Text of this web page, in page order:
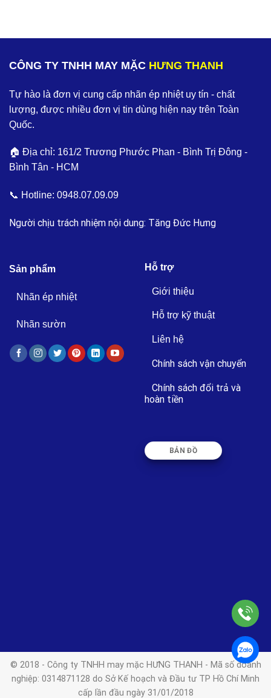
CÔNG TY TNHH MAY MẶC HƯNG THANH
Tự hào là đơn vị cung cấp nhãn ép nhiệt uy tín - chất
lượng, được nhiều đơn vị tin dùng hiện nay trên Toàn
Quốc.
🏠 Địa chỉ: 161/2 Trương Phước Phan - Bình Trị Đông -
Bình Tân - HCM
📞 Hotline: 0948.07.09.09
Người chịu trách nhiệm nội dung: Tăng Đức Hưng
Sản phẩm
Nhãn ép nhiệt
Nhãn sườn
Hỗ trợ
Giới thiệu
Hỗ trợ kỹ thuật
Liên hệ
Chính sách vận chuyển
Chính sách đổi trả và
hoàn tiền
BẢN ĐỒ
© 2018 - Công ty TNHH may mặc HƯNG THANH - Mã số doanh
nghiệp: 0314871128 do Sở Kế hoạch và Đầu tư TP Hồ Chí Minh
cấp lần đầu ngày 31/01/2018